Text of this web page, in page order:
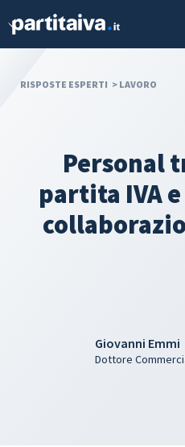
RISPOSTE ESPERTI > LAVORO
Personal
partita IVA
Giovanni Emmi
Dottore